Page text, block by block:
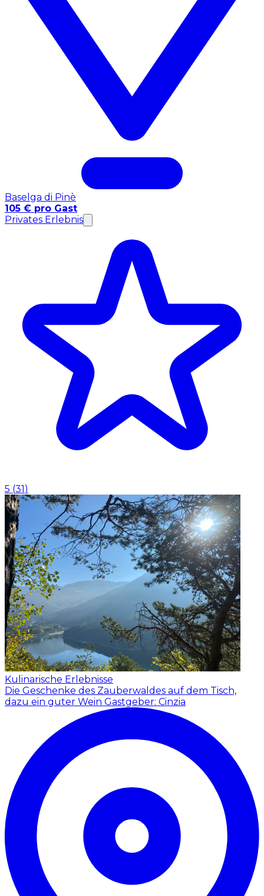
Baselga di Pinè
105 € pro Gast
Privates Erlebnis
5 (31)
Kulinarische Erlebnisse
Die Geschenke des Zauberwaldes auf dem Tisch,
dazu ein guter Wein Gastgeber: Cinzia